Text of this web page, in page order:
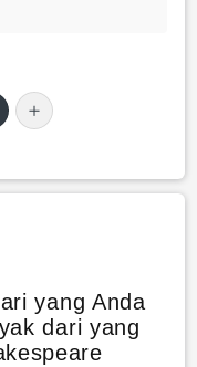
yang Anda
dari yang